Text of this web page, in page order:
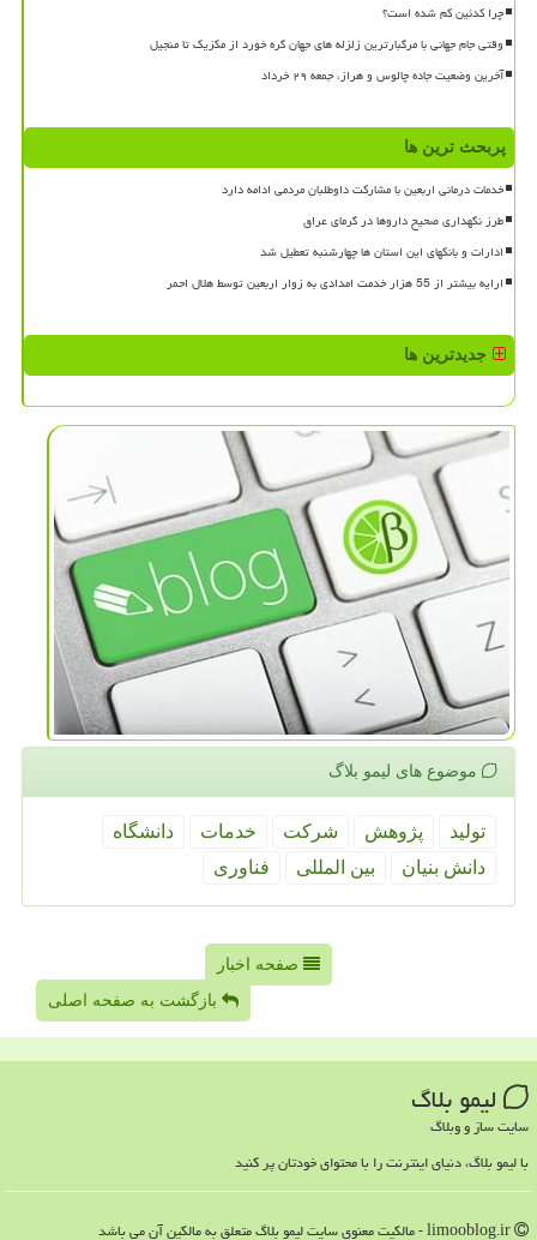
چرا کدئین کم شده است؟
وقتی جام جهانی با مرگبارترین زلزله های جهان گره خورد از مکزیک تا منجیل
آخرین وضعیت جاده چالوس و هراز، جمعه ۲۹ خرداد
پربحث ترین ها
خدمات درمانی اربعین با مشارکت داوطلبان مردمی ادامه دارد
طرز نگهداری صحیح داروها در گرمای عراق
ادارات و بانکهای این استان ها چهارشنبه تعطیل شد
ارایه بیشتر از 55 هزار خدمت امدادی به زوار اربعین توسط هلال احمر
جدیدترین ها
موضوع های لیمو بلاگ
تولید پژوهش شركت خدمات
دانشگاه
دانش بنیان
بین المللی فناوری
صفحه اخبار
بازگشت به صفحه اصلی
لیمو بلاگ
سایت ساز و وبلاگ
با لیمو بلاگ، دنیای اینترنت را با محتوای خودتان پر کنید